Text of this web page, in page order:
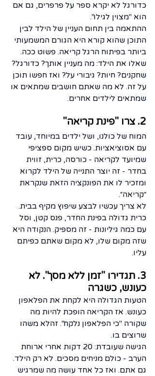
כדורגל לא יקרא ספר על פרפרים, גם אם
הוא "מצוין לגילו".
ההתאמה בין תחום העניין של הילד לבין
התוכן שהוא קורא היא הגורם המשמעותי
ביותר בפיתוח הרגל קריאה. פשוט ככה.
שאלו את הילד: מה מעניין אותך? כדורגל?
שחקנים? חיות? גיבורי על? ואז חפשו תוכן
על זה. לא מה שאתם חושבים שמתאים או
שמתאים לילדים אחרים.
2. צרו "פינת קריאה"
המוח של כולנו, ושל ילדים במיוחד, עובד
עם אסוציאציות. כשיש מקום ספציפי
שמיועד לקריאה - כורסה, כרית, זווית
בחדר - זה יוצר התנייה של הילד לקרוא
ומזכיר לו את הפונקציה הזאת שנקראת
״קריאה״.
לא צריך עכשיו לבצע שיפוץ מקיף בבית.
כרית גדולה בפינת החדר, פנס קטן, וסל
עם כמה גיליונות - זה מספיק. הנקודה היא
שזה מקום שלו, לא מקום שאתם כפיתם
עליו.
3. תגדירו "זמן ללא מסך". לא
כעונש, כשגרה
הטעות הגדולה היא לקחת את הפלאפון
כעונש. אז הקריאה הופכת להיות מה
שקורה "כי הפלאפון נלקח". זהלא משהו
שרוצים בו.
הגישה שעובדת: 20 דקות אחרי ארוחת
הערב - כולם מניחים מסכים. לא רק הילד.
גם אתם. ואז כל אחד עושה מה שמרגיש